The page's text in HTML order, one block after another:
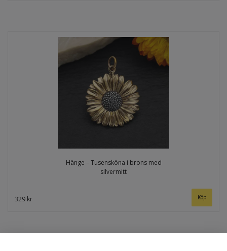
Hänge – Tusensköna i brons med
silvermitt
329 kr